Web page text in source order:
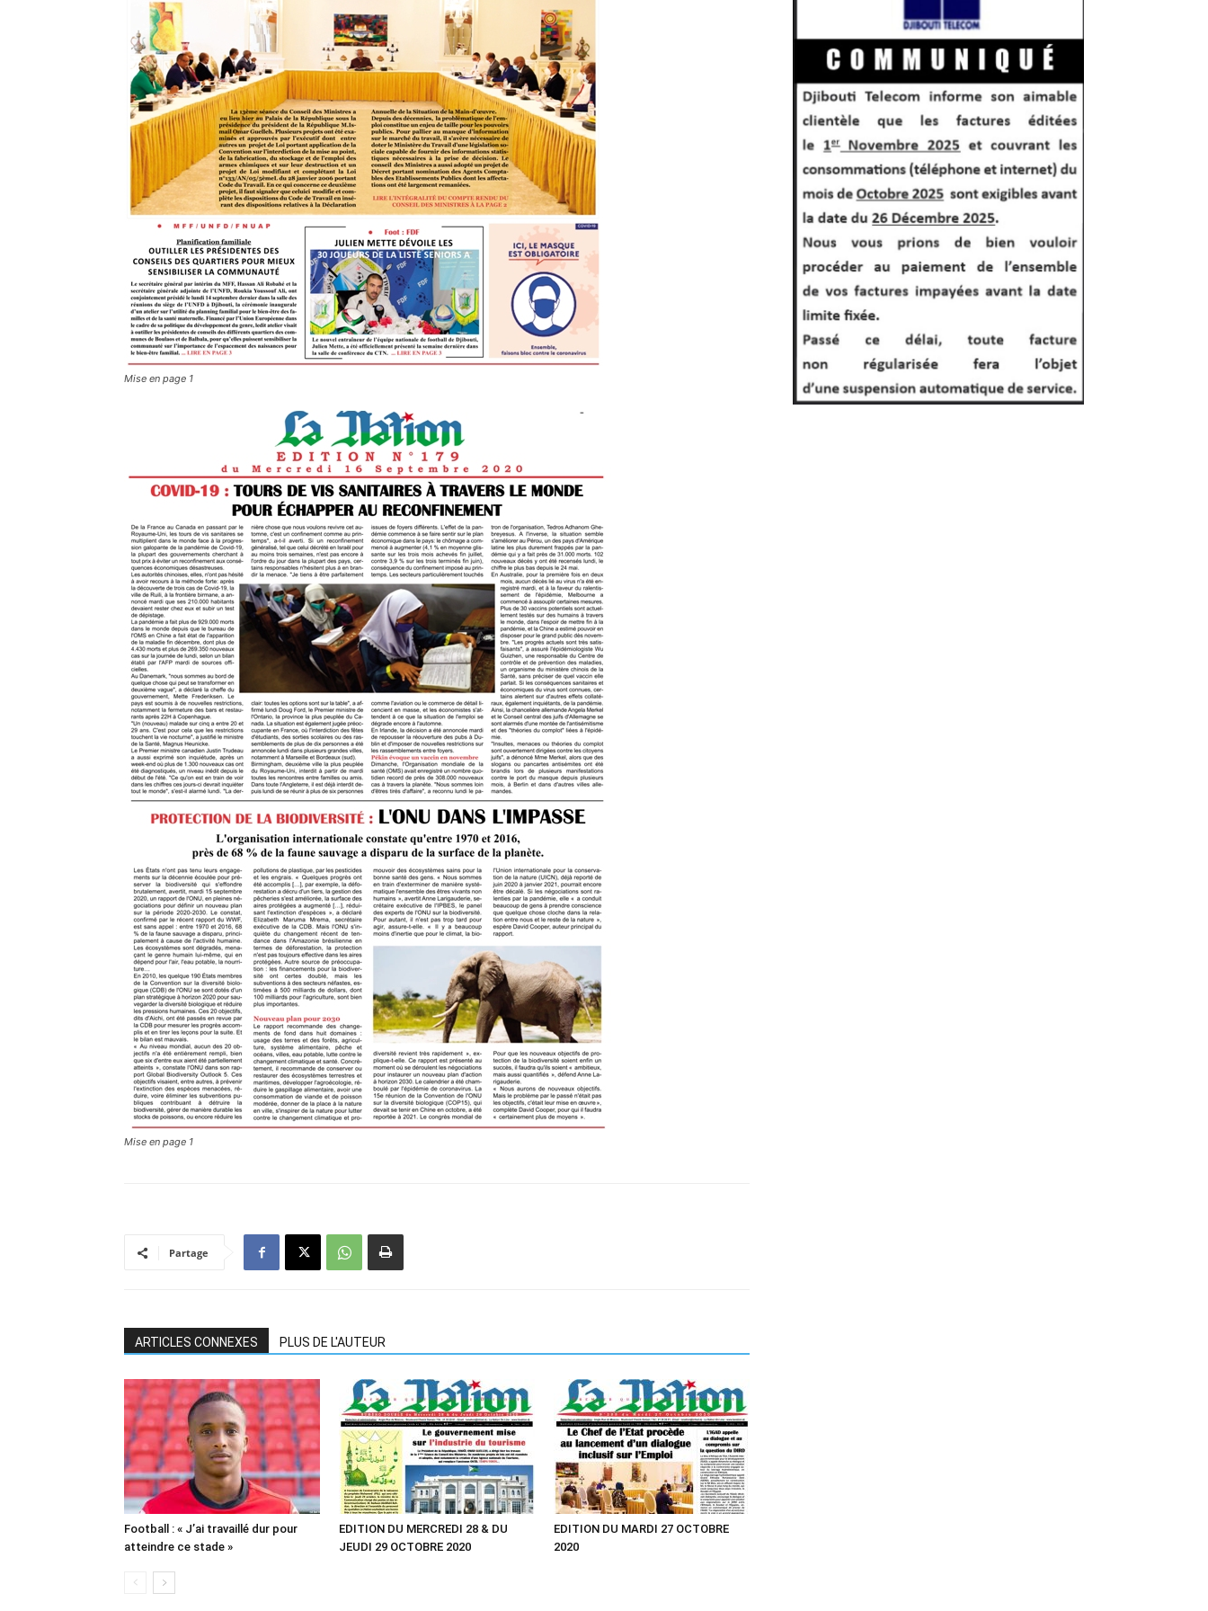
Mise en page 1
Mise en page 1
Partage
ARTICLES CONNEXES PLUS DE L'AUTEUR
Football : « J’ai travaillé dur pour
atteindre ce stade »
EDITION DU MERCREDI 28 & DU
JEUDI 29 OCTOBRE 2020
EDITION DU MARDI 27 OCTOBRE
2020